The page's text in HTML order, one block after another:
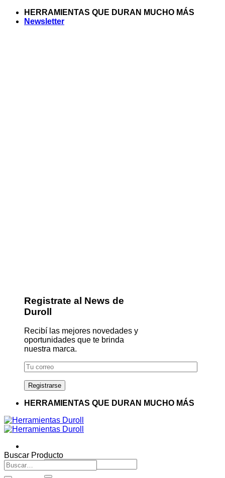
Saltar
HERRAMIENTAS QUE DURAN MUCHO MÁS
Newsletter
Registrate al News de
Duroll
Recibí las mejores novedades y
oportunidades que te brinda
nuestra marca.
HERRAMIENTAS QUE DURAN MUCHO MÁS
Buscar
por:
Buscar Producto
Buscar
por: